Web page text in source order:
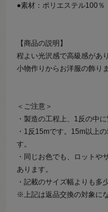
●素材：ポリエステル100％
【商品の説明】
程よい光沢感で高級感があり
小物作りからお洋服の飾り
＜ご注意＞
・製造の工程上、1反の中
・1反15mです。15m以上
す。
・同じお色でも、ロットや
あります。
・記載のサイズ幅よりも多
※上記は返品交換の対象に